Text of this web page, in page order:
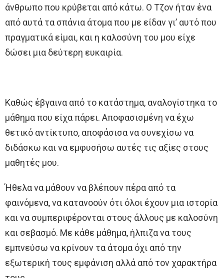
άνθρωπο που κρύβεται από κάτω. Ο Τζον ήταν ένα
από αυτά τα σπάνια άτομα που με είδαν γι’ αυτό που
πραγματικά είμαι, και η καλοσύνη του μου είχε
δώσει μια δεύτερη ευκαιρία.
Καθώς έβγαινα από το κατάστημα, αναλογίστηκα το
μάθημα που είχα πάρει. Αποφασισμένη να έχω
θετικό αντίκτυπο, αποφάσισα να συνεχίσω να
διδάσκω και να εμφυσήσω αυτές τις αξίες στους
μαθητές μου.
Ήθελα να μάθουν να βλέπουν πέρα από τα
φαινόμενα, να κατανοούν ότι όλοι έχουν μια ιστορία
και να συμπεριφέρονται στους άλλους με καλοσύνη
και σεβασμό. Με κάθε μάθημα, ήλπιζα να τους
εμπνεύσω να κρίνουν τα άτομα όχι από την
εξωτερική τους εμφάνιση αλλά από τον χαρακτήρα